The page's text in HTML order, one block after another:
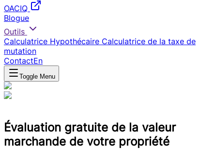
OACIQ
Blogue
Outils
Calculatrice Hypothécaire Calculatrice de la taxe de
mutation
ContactEn
Toggle Menu
Évaluation gratuite de la valeur
marchande de votre propriété